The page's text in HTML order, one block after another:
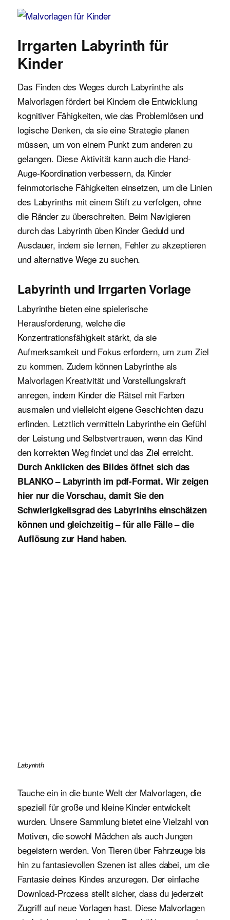
Malvorlagen für Kinder
Irrgarten Labyrinth für
Kinder
Das Finden des Weges durch Labyrinthe als
Malvorlagen fördert bei Kindern die Entwicklung
kognitiver Fähigkeiten, wie das Problemlösen und
logische Denken, da sie eine Strategie planen
müssen, um von einem Punkt zum anderen zu
gelangen. Diese Aktivität kann auch die Hand-
Auge-Koordination verbessern, da Kinder
feinmotorische Fähigkeiten einsetzen, um die Linien
des Labyrinths mit einem Stift zu verfolgen, ohne
die Ränder zu überschreiten. Beim Navigieren
durch das Labyrinth üben Kinder Geduld und
Ausdauer, indem sie lernen, Fehler zu akzeptieren
und alternative Wege zu suchen.
Labyrinth und Irrgarten Vorlage
Labyrinthe bieten eine spielerische
Herausforderung, welche die
Konzentrationsfähigkeit stärkt, da sie
Aufmerksamkeit und Fokus erfordern, um zum Ziel
zu kommen. Zudem können Labyrinthe als
Malvorlagen Kreativität und Vorstellungskraft
anregen, indem Kinder die Rätsel mit Farben
ausmalen und vielleicht eigene Geschichten dazu
erfinden. Letztlich vermitteln Labyrinthe ein Gefühl
der Leistung und Selbstvertrauen, wenn das Kind
den korrekten Weg findet und das Ziel erreicht.
Durch Anklicken des Bildes öffnet sich das
BLANKO – Labyrinth im pdf-Format. Wir zeigen
hier nur die Vorschau, damit Sie den
Schwierigkeitsgrad des Labyrinths einschätzen
können und gleichzeitig – für alle Fälle – die
Auflösung zur Hand haben.
Labyrinth
Tauche ein in die bunte Welt der Malvorlagen, die
speziell für große und kleine Kinder entwickelt
wurden. Unsere Sammlung bietet eine Vielzahl von
Motiven, die sowohl Mädchen als auch Jungen
begeistern werden. Von Tieren über Fahrzeuge bis
hin zu fantasievollen Szenen ist alles dabei, um die
Fantasie deines Kindes anzuregen. Der einfache
Download-Prozess stellt sicher, dass du jederzeit
Zugriff auf neue Vorlagen hast. Diese Malvorlagen